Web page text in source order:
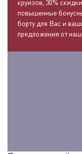
круизов, 30%
повышенные
борту для Вас и
предложения от